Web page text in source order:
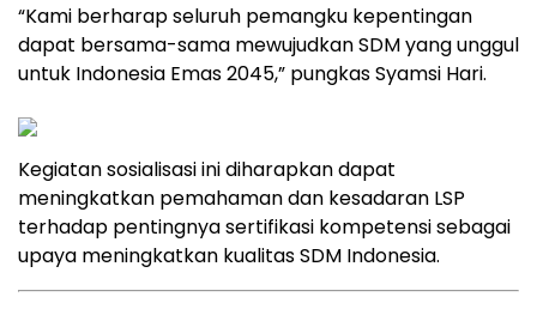
“Kami berharap seluruh pemangku kepentingan
dapat bersama-sama mewujudkan SDM yang unggul
untuk Indonesia Emas 2045,” pungkas Syamsi Hari.
Kegiatan sosialisasi ini diharapkan dapat
meningkatkan pemahaman dan kesadaran LSP
terhadap pentingnya sertifikasi kompetensi sebagai
upaya meningkatkan kualitas SDM Indonesia.